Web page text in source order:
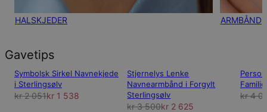
HALSKJEDER ARMBÅND
Gavetips
Symbolsk Sirkel Navnekjede
i Sterlingsølv
kr 2 051kr 1 538
Stjernelys Lenke
Navnearmbånd i Forgylt
Sterlingsølv
kr 3 500kr 2 625
kr 4